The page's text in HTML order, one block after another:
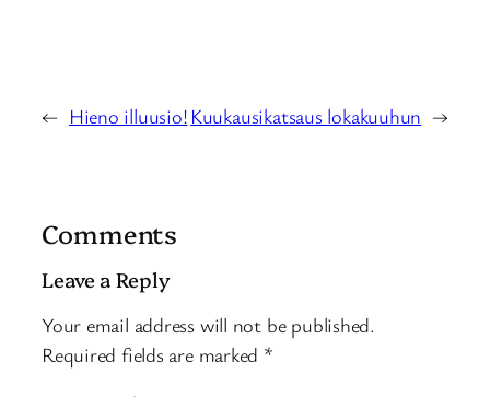
← Hieno illuusio! Kuukausikatsaus lokakuuhun →
Comments
Leave a Reply
Your email address will not be published.
Required fields are marked *